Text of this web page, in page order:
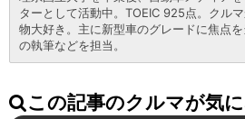
ターとして活動中。TOEIC 925点。クル
物大好き。主に新型車のグレードに焦点
の執筆などを担当。
この記事のクルマが気